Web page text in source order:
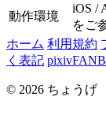
動作環境
iOS /
をご
ホーム 利用規約
く表記
© 2026 ちょうげ